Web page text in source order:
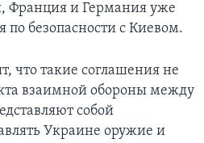
Франция и Германия уже
безопасности с Киевом.
что такие соглашения не
взаимной обороны между
собой
Украине оружие и